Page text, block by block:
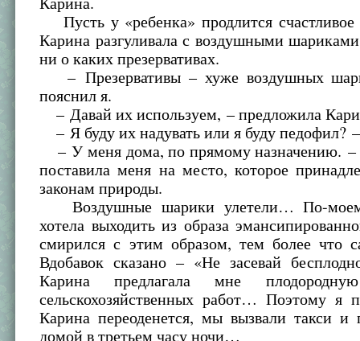
Пусть у «ребенка» продлится счастливое
Карина разгуливала с воздушными
ни о каких презервативах.
– Презервативы – хуже воздушных
пояснил я.
– Давай их используем, – предложила
– Я буду их надувать или я буду педофил?
– У меня дома, по прямому назначению. –
поставила меня на место, которое
законам природы.
Воздушные шарики улетели… По-
хотела выходить из образа
смирился с этим образом, тем более что
Вдобавок сказано – «Не засевай
Карина предлагала мне
сельскохозяйственных работ… Поэтому я
Карина переоденется, мы вызвали такси и
домой в третьем часу ночи…